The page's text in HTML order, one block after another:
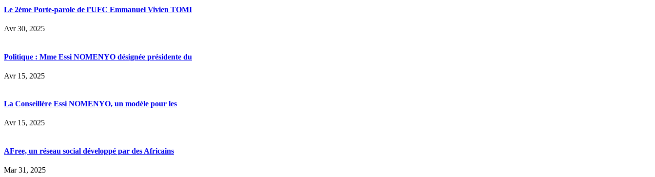
Le 2ème Porte-parole de l’UFC Emmanuel Vivien TOMI
Avr 30, 2025
Politique : Mme Essi NOMENYO désignée présidente du
Avr 15, 2025
La Conseillère Essi NOMENYO, un modèle pour les
Avr 15, 2025
AFree, un réseau social développé par des Africains
Mar 31, 2025